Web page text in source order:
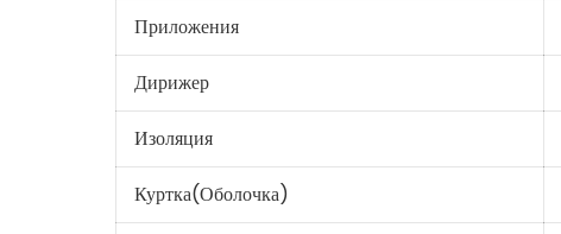
Приложения
Дирижер
Изоляция
Куртка(Оболочка)